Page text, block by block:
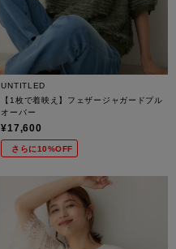
UNTITLED
【1枚で着映え】フェザージャガードプル
オーバー
¥17,600
さらに10%OFF